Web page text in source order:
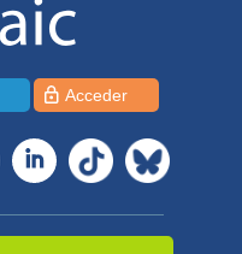
Acceder